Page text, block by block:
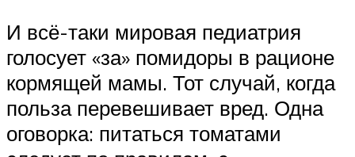
И всё-таки мировая педиатрия
голосует «за» помидоры в рационе
кормящей мамы. Тот случай, когда
польза перевешивает вред. Одна
оговорка: питаться томатами